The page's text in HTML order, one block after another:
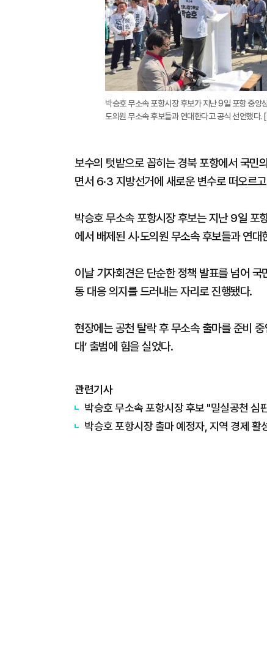
박승호 무소속 포항시장 후보가 지난 9일 포항 중앙
도의원 무소속 후보들과 연대한다고 공식 선언했다.
보수의 텃밭으로 꼽히는 경북 포항에서 국민
면서 6·3 지방선거에 새로운 변수로 떠오르
박승호 무소속 포항시장 후보는 지난 9일 포
에서 배제된 시·도의원 무소속 후보들과 연
이날 기자회견은 단순한 정책 발표를 넘어
동 대응 의지를 드러내는 자리로 진행됐다.
현장에는 공천 탈락 후 무소속 출마를 준비
대’ 출범에 힘을 실었다.
관련기사
박승호 무소속 포항시장 후보 "밀실공천 심
박승호 포항시장 출마 예정자, 지역 경제 활